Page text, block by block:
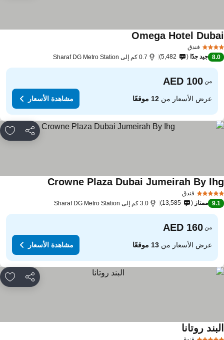
فندق
Omega Hotel
8.0 جيد جدًا 5,482 0.7 كم إلى Sharaf DG Metro Station
من
عرض الأسعار من12 موقعًا مشاهدة الأسعار
مشاركة
فندق
Crowne Plaza Dubai Jumeirah By
9.1 ممتاز 13,585 3.0 كم إلى Sharaf DG Metro Station
من
عرض الأسعار من13 موقعًا مشاهدة الأسعار
مشاركة
روتانا